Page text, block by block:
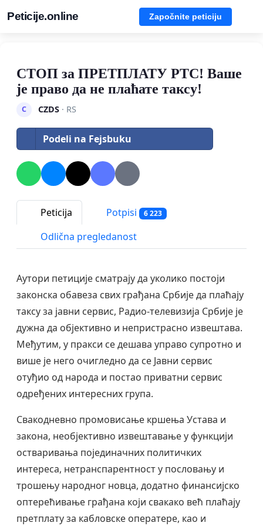
Peticije.online Započnite peticiju
СТОП за ПРЕТПЛАТУ РТС! Ваше
је право да не плаћате таксу!
C CZDS· RS
Podeli na Fejsbuku
Peticija Potpisi 6 223
Odlična pregledanost
Аутори петиције сматрају да уколико постоји
законска обавеза свих грађана Србије да плаћају
таксу за јавни сервис, Радио-телевизија Србије је
дужна да објективно и непристрасно извештава.
Међутим, у пракси се дешава управо супротно и
више је него очигледно да се Јавни сервис
отуђио од народа и постао приватни сервис
одређених интересних група.
Свакодневно промовисање кршења Устава и
закона, необјективно извештавање у функцији
остваривања појединачних политичких
интереса, нетранспарентност у пословању и
трошењу народног новца, додатно финансијско
оптерећивање грађана који свакако већ плаћају
претплату за кабловске оператере, као и